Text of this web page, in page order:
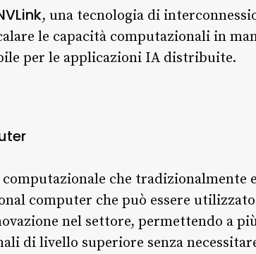
, una tecnologia di
le capacità computazionali in
per le applicazioni IA distribuite.
che tradizionalmente
computer che può essere
nel settore, permettendo a
di livello superiore senza